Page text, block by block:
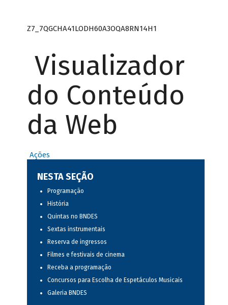
Z7_7QGCHA41LODH60A3OQA8RN14H1
Visualizador
do Conteúdo
da Web
Ações
NESTA SEÇÃO
Programação
História
Quintas no BNDES
Sextas instrumentais
Reserva de ingressos
Filmes e festivais de cinema
Receba a programação
Concursos para Escolha de Espetáculos Musicais
Galeria BNDES